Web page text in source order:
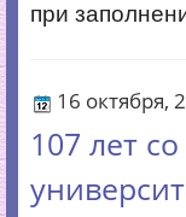
при
16 октября,
107 лет